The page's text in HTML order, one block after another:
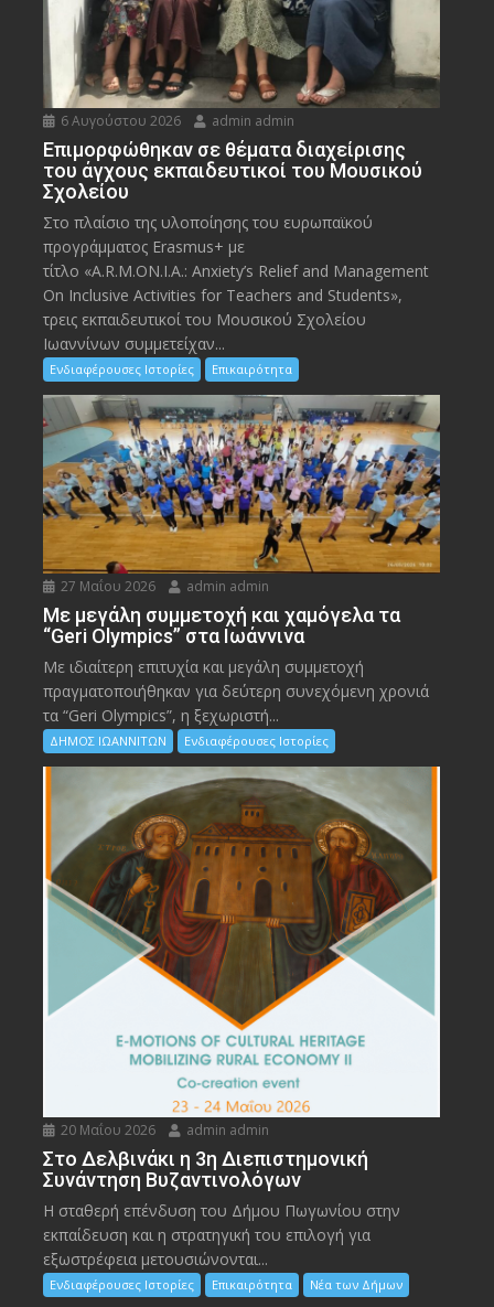
6 Αυγούστου 2026 admin admin
Eπιμορφώθηκαν σε θέματα διαχείρισης
του άγχους εκπαιδευτικοί του Μουσικού
Σχολείου
Στο πλαίσιο της υλοποίησης του ευρωπαϊκού
προγράμματος Erasmus+ με
τίτλο «A.R.M.ON.I.A.: Anxiety’s Relief and Management
On Inclusive Activities for Teachers and Students»,
τρεις εκπαιδευτικοί του Μουσικού Σχολείου
Ιωαννίνων συμμετείχαν...
Ενδιαφέρουσες Ιστορίες Επικαιρότητα
27 Μαΐου 2026 admin admin
Με μεγάλη συμμετοχή και χαμόγελα τα
“Geri Olympics” στα Ιωάννινα
Με ιδιαίτερη επιτυχία και μεγάλη συμμετοχή
πραγματοποιήθηκαν για δεύτερη συνεχόμενη χρονιά
τα “Geri Olympics”, η ξεχωριστή...
ΔΗΜΟΣ ΙΩΑΝΝΙΤΩΝ Ενδιαφέρουσες Ιστορίες
20 Μαΐου 2026 admin admin
Στο Δελβινάκι η 3η Διεπιστημονική
Συνάντηση Βυζαντινολόγων
Η σταθερή επένδυση του Δήμου Πωγωνίου στην
εκπαίδευση και η στρατηγική του επιλογή για
εξωστρέφεια μετουσιώνονται...
Ενδιαφέρουσες Ιστορίες Επικαιρότητα Νέα των Δήμων